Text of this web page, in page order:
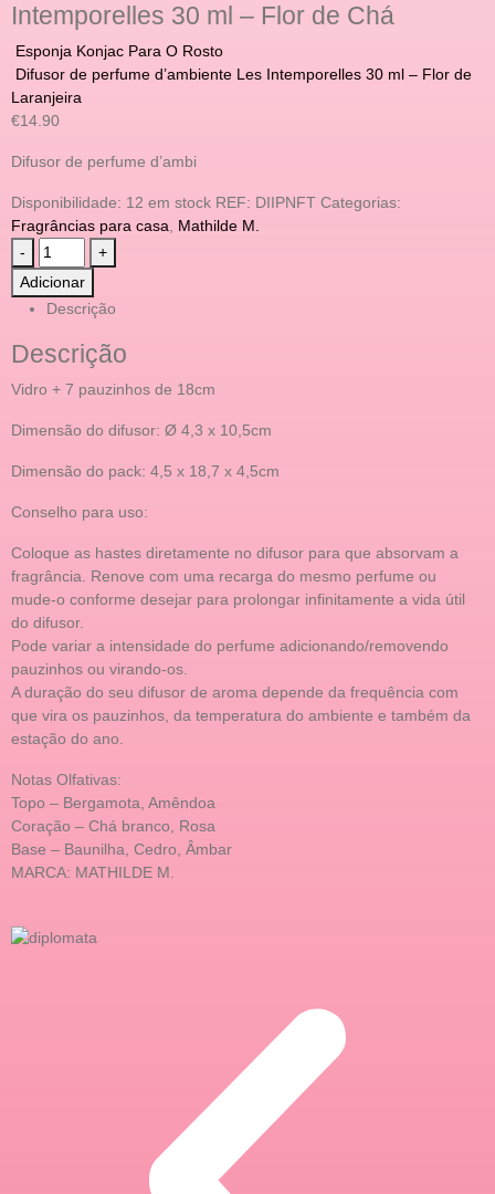
Intemporelles 30 ml – Flor de Chá
Esponja Konjac Para O Rosto
Difusor de perfume d’ambiente Les Intemporelles 30 ml – Flor de
Laranjeira
€14.90
Difusor de perfume d’ambi
Disponibilidade: 12 em stock REF: DIIPNFT Categorias:
Fragrâncias para casa
Mathilde M.
-
+
Adicionar
Descrição
Descrição
Vidro + 7 pauzinhos de 18cm
Dimensão do difusor: Ø 4,3 x 10,5cm
Dimensão do pack: 4,5 x 18,7 x 4,5cm
Conselho para uso:
Coloque as hastes diretamente no difusor para que absorvam a
fragrância. Renove com uma recarga do mesmo perfume ou
mude-o conforme desejar para prolongar infinitamente a vida útil
do difusor.
Pode variar a intensidade do perfume adicionando/removendo
pauzinhos ou virando-os.
A duração do seu difusor de aroma depende da frequência com
que vira os pauzinhos, da temperatura do ambiente e também da
estação do ano.
Notas Olfativas:
Topo – Bergamota, Amêndoa
Coração – Chá branco, Rosa
Base – Baunilha, Cedro, Âmbar
MARCA: MATHILDE M.